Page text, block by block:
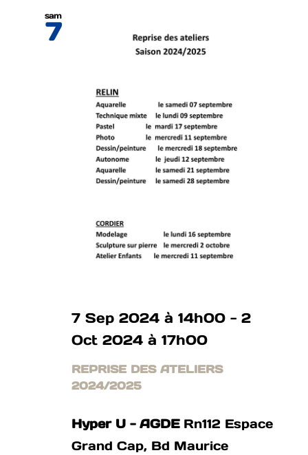
sam
7
REPRISE DES ATELIERS
2024/2025
7 Sep 2024 à 14h00- 2
Oct 2024 à 17h00
Hyper U - AGDE Rn112 Espace
Grand Cap, Bd Maurice